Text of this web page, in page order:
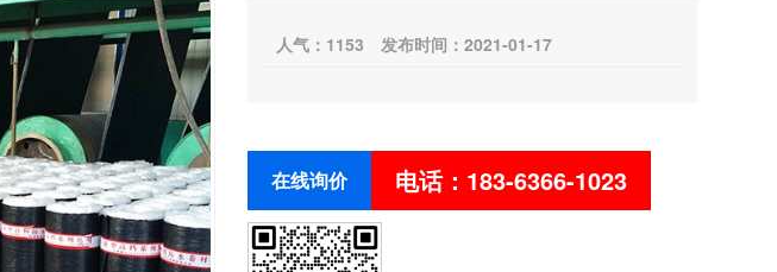
人气： 1153 发布时间：2021-01-17
在线询价 电话：183-6366-1023